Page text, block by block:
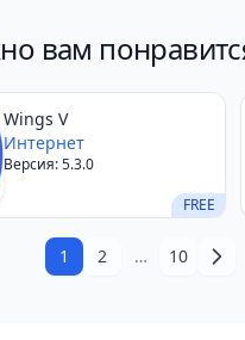
вам
FREE
Wings V
Интернет
Версия: 5.3.0
1 2 … 10